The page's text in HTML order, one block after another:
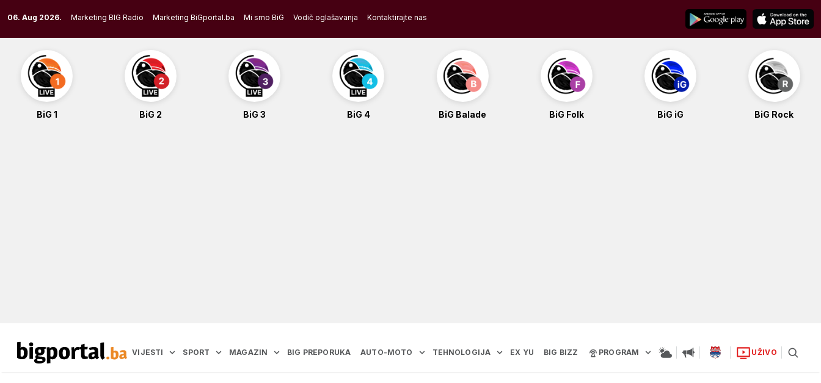
to
content
06. Aug 2026. Marketing BIG Radio Marketing BiGportal.ba Mi smo BiG Vodič oglašavanja Kontaktirajte nas
BiG 1 BiG 2 BiG 3 BiG 4 BiG Balade BiG Folk BiG iG BiG Rock
VIJESTI SPORT MAGAZIN BIG PREPORUKA AUTO-MOTO TEHNOLOGIJA EX YU BIG BIZZ PROGRAM UŽIVO